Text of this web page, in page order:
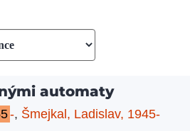
automaty
-, Šmejkal, Ladislav, 1945-